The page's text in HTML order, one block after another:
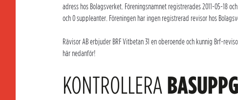
adress hos Bolagsverket. Föreningsnamnet registrerades 2011-05-18
och 0 suppleanter. Föreningen har ingen registrerad revisor hos
Rävisor AB erbjuder BRF Vitbetan 31 en oberoende och kunnig Brf-
här nedanför!
KONTROLLERA